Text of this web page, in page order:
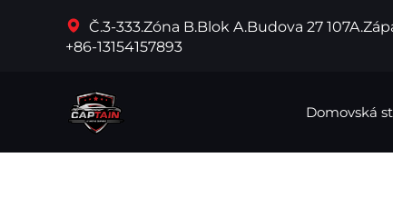
Č.3-333.Zóna B.Blok A.Budova 27
+86-13154157893
Domovská